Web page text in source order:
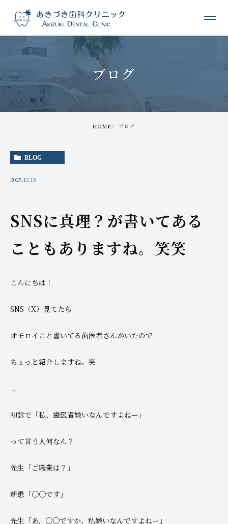
ブログ
HOME ブログ
BLOG
2025.12.15
SNSに真理？が書いてある
こともありますね。笑笑
こんにちは！
SNS（X）見てたら
オモロイこと書いてる歯医者さんがいたので
ちょっと紹介しますね。笑
↓
初診で「私、歯医者嫌いなんですよねー」
って言う人何なん？
先生「ご職業は？」
新患「○○です」
先生「あ、○○ですか、私嫌いなんですよねー」